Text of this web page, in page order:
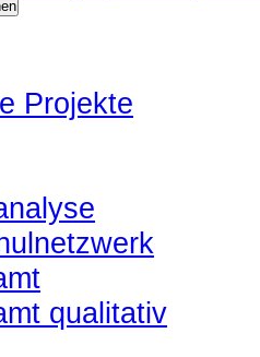
Projekte
qualitativ